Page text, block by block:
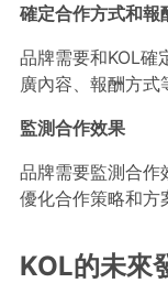
確定合作方式和報
品牌需要和KOL確
廣內容、報酬方式
監測合作效果
品牌需要監測合作
優化合作策略和方
KOL的未來